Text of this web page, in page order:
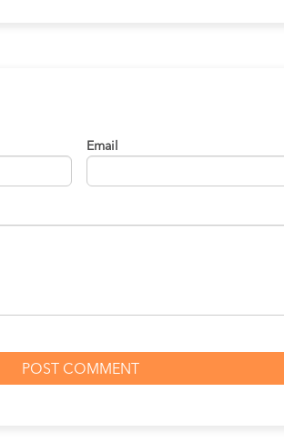
Email